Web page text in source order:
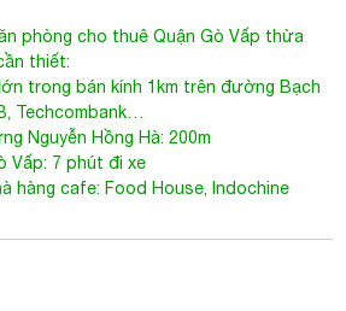
phòng cho thuê Quận Gò Vấp thừa
thiết:
trong bán kính 1km trên đường Bạch
Techcombank…
Nguyễn Hồng Hà: 200m
Vấp: 7 phút đi xe
hàng cafe: Food House, Indochine